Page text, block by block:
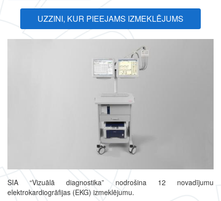
UZZINI, KUR PIEEJAMS IZMEKLĒJUMS
SIA “Vizuālā diagnostika” nodrošina 12 novadījumu
elektrokardiogrāfijas (EKG) izmeklējumu.